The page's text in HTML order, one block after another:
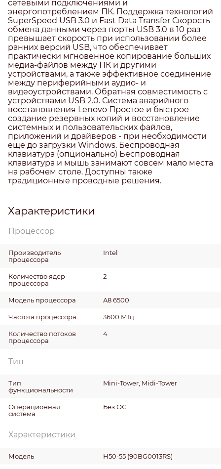
сетевыми подключениями и
энергопотреблением ПК. Поддержка технологий
SuperSpeed USB 3.0 и Fast Data Transfer Скорость
обмена данными через порты USB 3.0 в 10 раз
превышает скорость при использовании более
ранних версий USB, что обеспечивает
практически мгновенное копирование больших
медиа-файлов между ПК и другими
устройствами, а также эффективное соединение
между периферийными аудио- и
видеоустройствами. Обратная совместимость с
устройствами USB 2.0. Система аварийного
восстановления Lenovo Простое и быстрое
создание резервных копий и восстановление
системных и пользовательских файлов,
приложений и драйверов - при необходимости
еще до загрузки Windows. Беспроводная
клавиатура (опционально) Беспроводная
клавиатура и мышь занимают совсем мало места
на рабочем столе. Доступны также
традиционные проводные решения.
Характеристики
Процессор
Производитель
процессора
Intel
Количество ядер
процессора
2
Модель процессора A8 6500
Частота процессора 3600 МГц
Количество потоков
процессора
4
Тип
Тип
функциональности
Mini-Tower, Midi-Tower
Операционная
система
Без ОС
Характеристики
Модель H50-55 (90BG0013RS)